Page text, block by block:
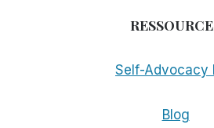
Self-Advocacy
Blog